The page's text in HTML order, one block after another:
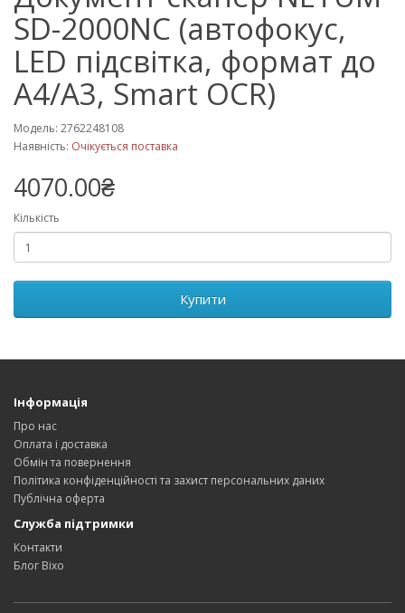
SD-2000NC (автофокус,
LED підсвітка, формат до
A4/A3, Smart OCR)
Модель: 2762248108
Наявність: Очікується поставка
4070.00₴
Кількість
Купити
Інформація
Про нас
Оплата і доставка
Обмін та повернення
Політика конфіденційності та захист персональних даних
Публічна оферта
Служба підтримки
Контакти
Блог Bixo